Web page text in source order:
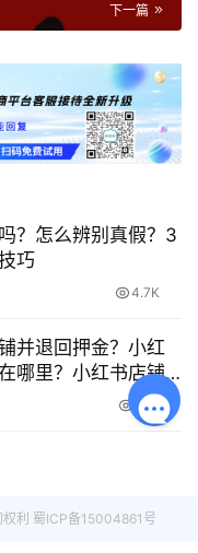
下一篇
？怎么辨别真假？3
巧
4.7K
并退回押金？小红
哪里？小红书店铺
略。
5.1K
利 蜀ICP备15004861号